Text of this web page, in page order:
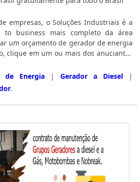
empresas, o Soluções Industriais é a
to business mais completo da área
um orçamento de gerador de energia
clique em um ou mais dos anuciantes
de Energia | Gerador a Diesel |
.